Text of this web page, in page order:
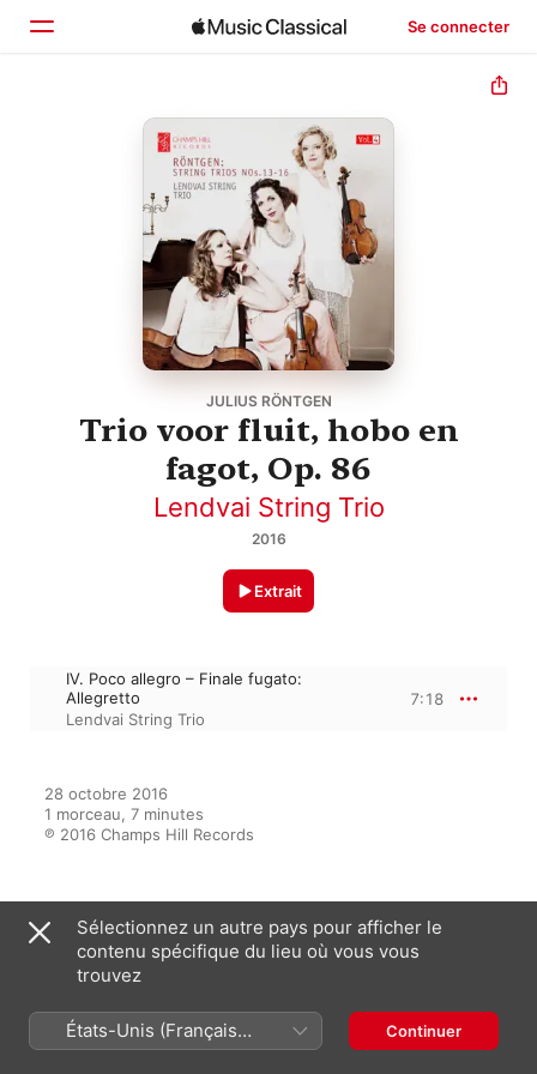
Se connecter
Rechercher
JULIUS RÖNTGEN
Trio voor fluit, hobo en
fagot, Op. 86
Lendvai String Trio
2016
Extrait
IV. Poco allegro – Finale fugato:
Allegretto
Lendvai String Trio
7:18
28 octobre 2016
1 morceau, 7 minutes
℗ 2016 Champs Hill Records
Sur l’album
Röntgen: Trios Nos. 13-16
Lendvai String Trio
Sélectionnez un autre pays pour afficher le
contenu spécifique du lieu où vous vous
trouvez
États-Unis (Français
France)
Continuer